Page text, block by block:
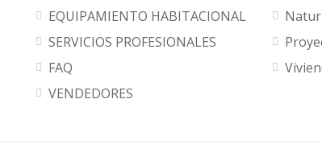
EQUIPAMIENTO HABITACIONAL
SERVICIOS PROFESIONALES
FAQ
VENDEDORES